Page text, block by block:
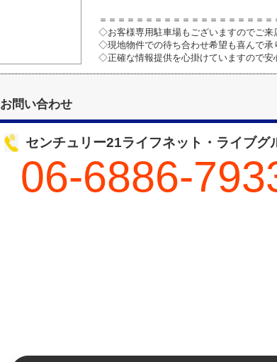
＝＝＝＝＝＝＝＝＝＝＝＝＝＝＝＝＝＝
◇お客様専用駐車場もございますのでご来
◇現地物件での待ち合わせ希望も喜んで承
◇正確な情報提供を心掛けていますので安
お問い合わせ
センチュリー21ライフネット・ライブグ
06-6886-